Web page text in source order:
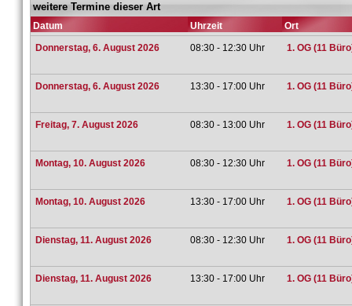
weitere Termine dieser Art
Datum Uhrzeit
Ort
Donnerstag, 6. August 2026
08:30 - 12:30 Uhr 1. OG (11
Donnerstag, 6. August 2026 13:30 - 17:00 Uhr 1. OG (11
Freitag, 7. August 2026 08:30 - 13:00 Uhr 1. OG (11
Montag, 10. August 2026 08:30 - 12:30 Uhr 1. OG (11
Montag, 10. August 2026 13:30 - 17:00 Uhr 1. OG (11
Dienstag, 11. August 2026 08:30 - 12:30 Uhr 1. OG (11
Dienstag, 11. August 2026 13:30 - 17:00 Uhr 1. OG (11